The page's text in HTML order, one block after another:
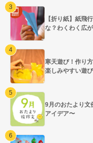
【折り紙】紙飛
な？わくわく広
寒天遊び！作り
楽しみやすい遊
9月のおたより文
アイデア〜